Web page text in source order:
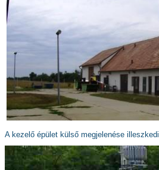
A kezelő épület külső megjelenése